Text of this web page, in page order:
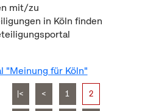
mit/zu
in Köln finden
"Meinung für Köln"
|< < 1 2